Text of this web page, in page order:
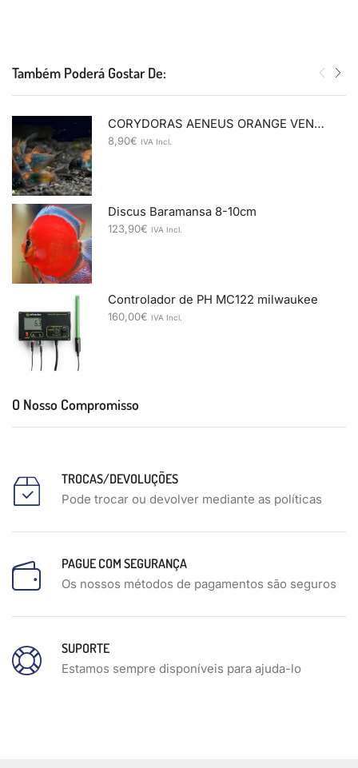
Também Poderá Gostar De:
CORYDORAS AENEUS ORANGE VENEZUELA 2,5-3
8,90€ IVA Incl.
Discus Baramansa 8-10cm
123,90€ IVA Incl.
Controlador de PH MC122 milwaukee
160,00€ IVA Incl.
O Nosso Compromisso
TROCAS/DEVOLUÇÕES
Pode trocar ou devolver mediante as políticas
PAGUE COM SEGURANÇA
Os nossos métodos de pagamentos são seguros
SUPORTE
Estamos sempre disponíveis para ajuda-lo